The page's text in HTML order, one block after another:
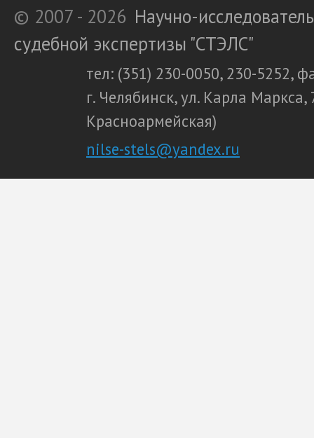
© 2007 - 2026 Научно-
судебной экспертизы "СТЭЛС"
тел: (351) 230-0050, 230-5252,
г. Челябинск, ул. Карла
Красноармейская)
nilse-stels@yandex.ru